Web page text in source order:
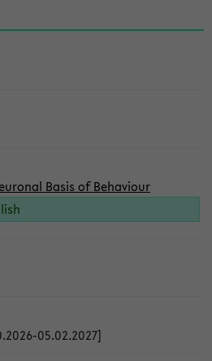
Basis of Behaviour
05.02.2027]